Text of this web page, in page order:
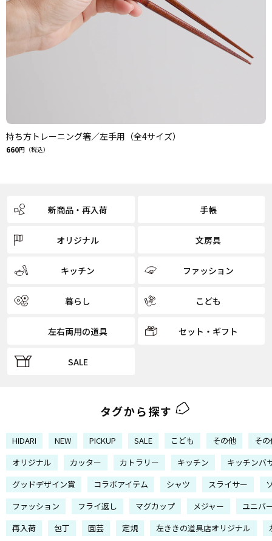
持ち方トレーニング箸／左手用（全4サイズ）
660円（税込）
新商品・再入荷 手帳
オリジナル 文房具
キッチン ファッション
暮らし こども
左右両用の道具 セット・ギフト
SALE
タグから探す
HIDARI NEW PICKUP SALE こども その他
そ
オリジナル
カッター カトラリー キッチン
キッチンバ
グッドデザイン賞
コラボアイテム シャツ スライサー
ファッション
フライ返し マグカップ メジャー
ユニバ
再入荷
包丁 園芸 定規 左ききの道具店オリジナル